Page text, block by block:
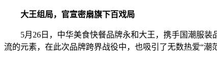
大王组局，官宣密扇旗下百戏局
5月26日，中华美食快餐品牌永和大王，携手国潮服装
流的元素，在此次品牌跨界战役中，也吸引了无数热爱“潮